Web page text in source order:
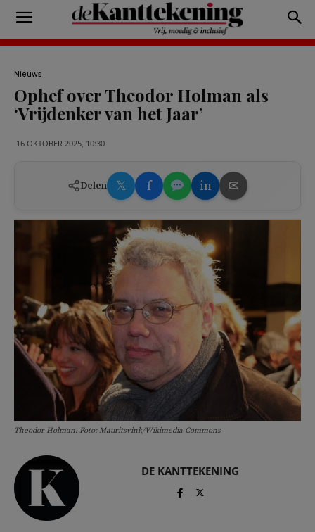
Nieuws
Ophef over Theodor Holman als
‘Vrijdenker van het Jaar’
16 OKTOBER 2025, 10:30
Delen 𝕏 f in ✉
Theodor Holman. Foto: Mauritsvink/Wikimedia Commons
DE KANTTEKENING